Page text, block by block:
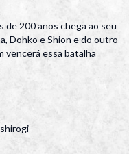
de 200 anos chega ao seu
Dohko e Shion e do outro
vencerá essa batalha